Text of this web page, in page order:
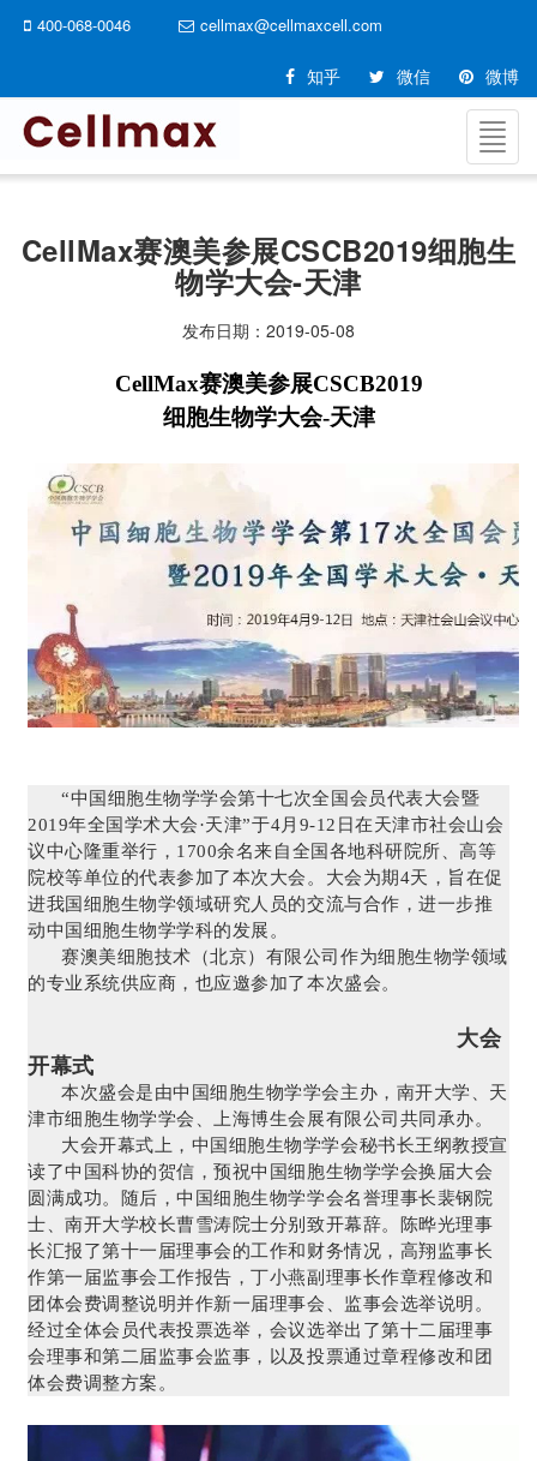
400-068-0046 cellmax@cellmaxcell.com
知乎 微信 微博
切
换
导
CellMax赛澳美参展CSCB2019细胞生
物学大会-天津
发布日期： 2019-05-08